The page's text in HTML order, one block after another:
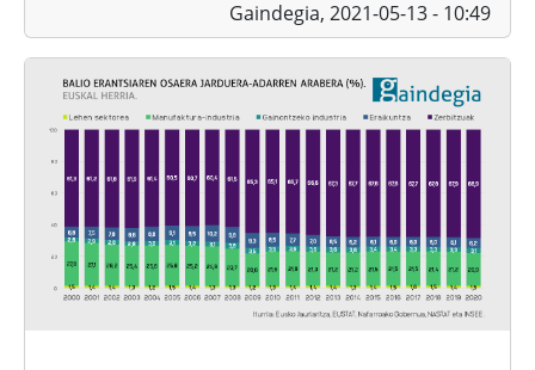
Gaindegia, 2021-05-13 - 10:49